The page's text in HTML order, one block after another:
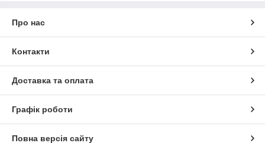
Про нас
Контакти
Доставка та оплата
Графік роботи
Повна версія сайту